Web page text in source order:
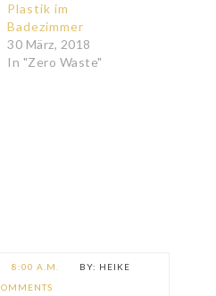
Plastik im
Badezimmer
30 März, 2018
In "Zero Waste"
8:00 A.M.
HEIKE